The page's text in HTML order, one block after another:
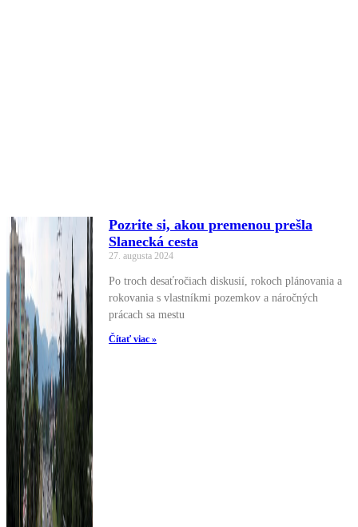
Pozrite si, akou premenou prešla
Slanecká cesta
27. augusta 2024
Po troch desaťročiach diskusií, rokoch plánovania a
rokovania s vlastníkmi pozemkov a náročných
prácach sa mestu
Čítať viac »